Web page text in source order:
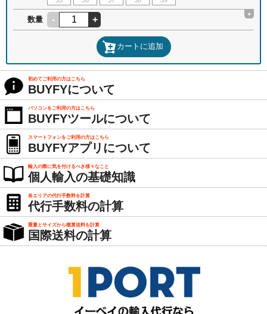
数量 - +
+
カートに追加
初めてご利用の方はこちら
BUYFYについて
パソコンをご利用の方はこちら
BUYFYツールについて
スマートフォンをご利用の方はこちら
BUYFYアプリについて
輸入の際に気を付けるべき様々なこと
個人輸入の基礎知識
各エリアの代行手数料を計算
代行手数料の計算
重量とサイズから概算送料を計算
国際送料の計算